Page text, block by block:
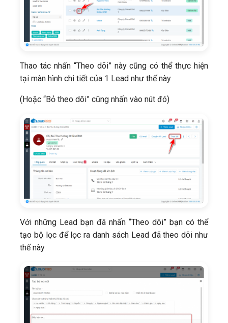
Thao tác nhấn “Theo dõi” này cũng có thể thực hiện
tại màn hình chi tiết của 1 Lead như thế này
(Hoặc “Bỏ theo dõi” cũng nhấn vào nút đó)
Với những Lead bạn đã nhấn “Theo dõi” bạn có thể
tạo bộ lọc để lọc ra danh sách Lead đã theo dõi như
thế này